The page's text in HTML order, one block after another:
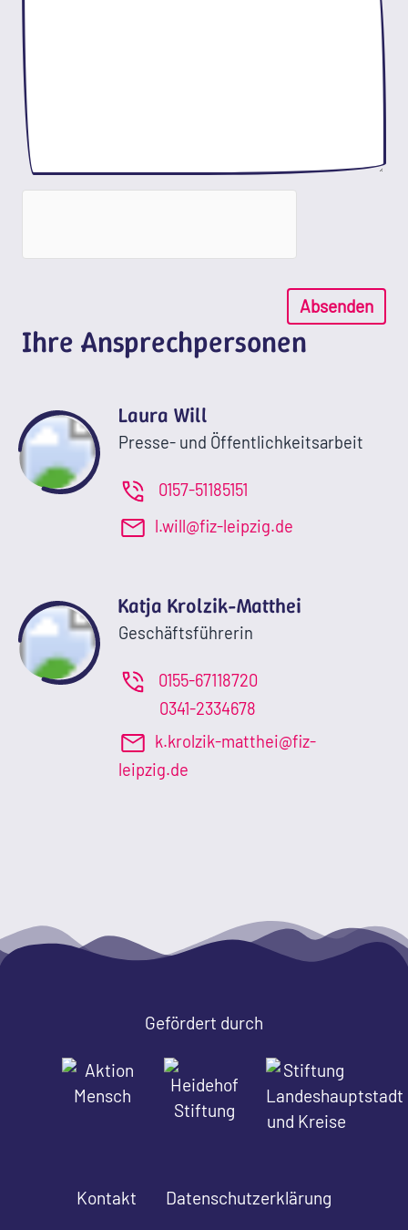
Absenden
Ihre Ansprechpersonen
Laura Will
Presse- und Öffentlichkeitsarbeit
0157-51185151
l.will@fiz-leipzig.de
Katja Krolzik-Matthei
Geschäftsführerin
0155-67118720
0341-2334678
k.krolzik-matthei@fiz-
leipzig.de
Gefördert durch
Kontakt
Datenschutzerklärung